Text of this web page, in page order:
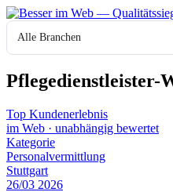
Zum
Inhalt
springen
Branche
Top Kundenerlebnis
im Web · unabhängig bewertet
Kategorie
Personalvermittlung
Stuttgart
26/03 2026